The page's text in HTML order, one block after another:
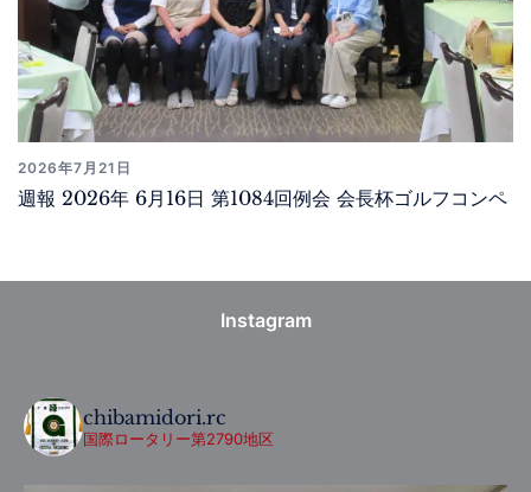
2026年7月21日
週報 2026年 6月16日 第1084回例会 会長杯ゴルフコンペ
Instagram
chibamidori.rc
国際ロータリー第2790地区